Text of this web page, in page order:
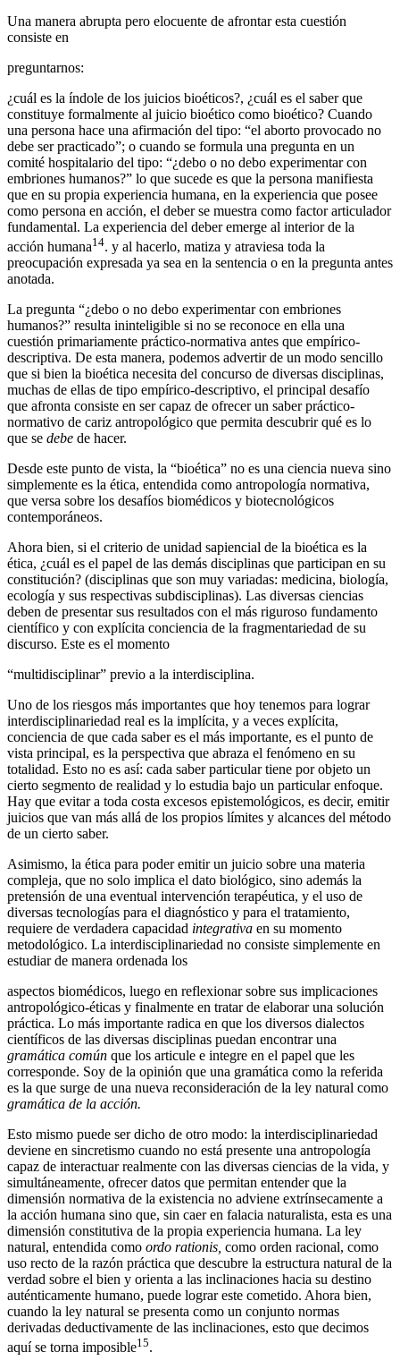
Una manera abrupta pero elocuente de afrontar esta cuestión
consiste en
preguntarnos:
¿cuál es la índole de los juicios bioéticos?, ¿cuál es el saber que
constituye formalmente al juicio bioético como bioético? Cuando
una persona hace una afirmación del tipo: “el aborto provocado no
debe ser practicado”; o cuando se formula una pregunta en un
comité hospitalario del tipo: “¿debo o no debo experimentar con
embriones humanos?” lo que sucede es que la persona manifiesta
que en su propia experiencia humana, en la experiencia que posee
como persona en acción, el deber se muestra como factor articulador
fundamental. La experiencia del deber emerge al interior de la
acción humana14. y al hacerlo, matiza y atraviesa toda la
preocupación expresada ya sea en la sentencia o en la pregunta antes
anotada.
La pregunta “¿debo o no debo experimentar con embriones
humanos?” resulta ininteligible si no se reconoce en ella una
cuestión primariamente práctico-normativa antes que empírico-
descriptiva. De esta manera, podemos advertir de un modo sencillo
que si bien la bioética necesita del concurso de diversas disciplinas,
muchas de ellas de tipo empírico-descriptivo, el principal desafío
que afronta consiste en ser capaz de ofrecer un saber práctico-
normativo de cariz antropológico que permita descubrir qué es lo
que se debe de hacer.
Desde este punto de vista, la “bioética” no es una ciencia nueva sino
simplemente es la ética, entendida como antropología normativa,
que versa sobre los desafíos biomédicos y biotecnológicos
contemporáneos.
Ahora bien, si el criterio de unidad sapiencial de la bioética es la
ética, ¿cuál es el papel de las demás disciplinas que participan en su
constitución? (disciplinas que son muy variadas: medicina, biología,
ecología y sus respectivas subdisciplinas). Las diversas ciencias
deben de presentar sus resultados con el más riguroso fundamento
científico y con explícita conciencia de la fragmentariedad de su
discurso. Este es el momento
“multidisciplinar” previo a la interdisciplina.
Uno de los riesgos más importantes que hoy tenemos para lograr
interdisciplinariedad real es la implícita, y a veces explícita,
conciencia de que cada saber es el más importante, es el punto de
vista principal, es la perspectiva que abraza el fenómeno en su
totalidad. Esto no es así: cada saber particular tiene por objeto un
cierto segmento de realidad y lo estudia bajo un particular enfoque.
Hay que evitar a toda costa excesos epistemológicos, es decir, emitir
juicios que van más allá de los propios límites y alcances del método
de un cierto saber.
Asimismo, la ética para poder emitir un juicio sobre una materia
compleja, que no solo implica el dato biológico, sino además la
pretensión de una eventual intervención terapéutica, y el uso de
diversas tecnologías para el diagnóstico y para el tratamiento,
requiere de verdadera capacidad integrativa en su momento
metodológico. La interdisciplinariedad no consiste simplemente en
estudiar de manera ordenada los
aspectos biomédicos, luego en reflexionar sobre sus implicaciones
antropológico-éticas y finalmente en tratar de elaborar una solución
práctica. Lo más importante radica en que los diversos dialectos
científicos de las diversas disciplinas puedan encontrar una
gramática común que los articule e integre en el papel que les
corresponde. Soy de la opinión que una gramática como la referida
es la que surge de una nueva reconsideración de la ley natural como
gramática de la acción.
Esto mismo puede ser dicho de otro modo: la interdisciplinariedad
deviene en sincretismo cuando no está presente una antropología
capaz de interactuar realmente con las diversas ciencias de la vida, y
simultáneamente, ofrecer datos que permitan entender que la
dimensión normativa de la existencia no adviene extrínsecamente a
la acción humana sino que, sin caer en falacia naturalista, esta es una
dimensión constitutiva de la propia experiencia humana. La ley
natural, entendida como ordo rationis, como orden racional, como
uso recto de la razón práctica que descubre la estructura natural de la
verdad sobre el bien y orienta a las inclinaciones hacia su destino
auténticamente humano, puede lograr este cometido. Ahora bien,
cuando la ley natural se presenta como un conjunto normas
derivadas deductivamente de las inclinaciones, esto que decimos
aquí se torna imposible15.